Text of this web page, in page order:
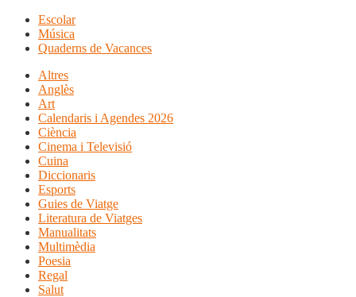
Escolar
Música
Quaderns de Vacances
Altres
Anglès
Art
Calendaris i Agendes 2026
Ciència
Cinema i Televisió
Cuina
Diccionaris
Esports
Guies de Viatge
Literatura de Viatges
Manualitats
Multimèdia
Poesia
Regal
Salut